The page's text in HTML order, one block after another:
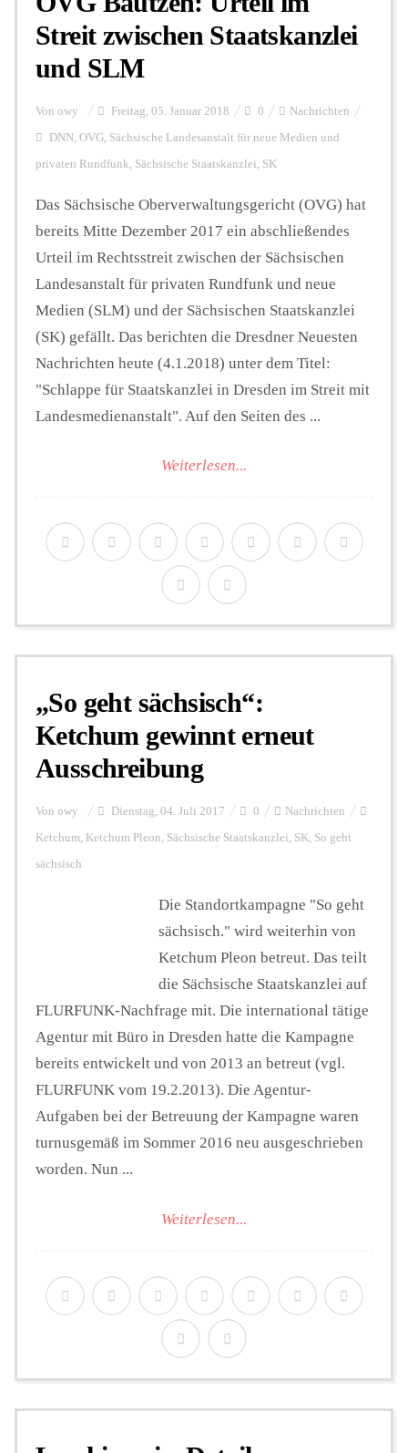
Streit zwischen Staatskanzlei
und SLM
Von owy Freitag, 05. Januar 2018 0 Nachrichten
DNN, OVG, Sächsische Landesanstalt für neue Medien und
privaten Rundfunk, Sächsische Staatskanzlei, SK
Das Sächsische Oberverwaltungsgericht (OVG) hat
bereits Mitte Dezember 2017 ein abschließendes
Urteil im Rechtsstreit zwischen der Sächsischen
Landesanstalt für privaten Rundfunk und neue
Medien (SLM) und der Sächsischen Staatskanzlei
(SK) gefällt. Das berichten die Dresdner Neuesten
Nachrichten heute (4.1.2018) unter dem Titel:
"Schlappe für Staatskanzlei in Dresden im Streit mit
Landesmedienanstalt". Auf den Seiten des ...
Weiterlesen...
„So geht sächsisch“:
Ketchum gewinnt erneut
Ausschreibung
Von owy Dienstag, 04. Juli 2017 0 Nachrichten
Ketchum, Ketchum Pleon, Sächsische Staatskanzlei, SK, So geht
sächsisch
Die Standortkampagne "So geht
sächsisch." wird weiterhin von
Ketchum Pleon betreut. Das teilt
die Sächsische Staatskanzlei auf
FLURFUNK-Nachfrage mit. Die international tätige
Agentur mit Büro in Dresden hatte die Kampagne
bereits entwickelt und von 2013 an betreut (vgl.
FLURFUNK vom 19.2.2013). Die Agentur-
Aufgaben bei der Betreuung der Kampagne waren
turnusgemäß im Sommer 2016 neu ausgeschrieben
worden. Nun ...
Weiterlesen...